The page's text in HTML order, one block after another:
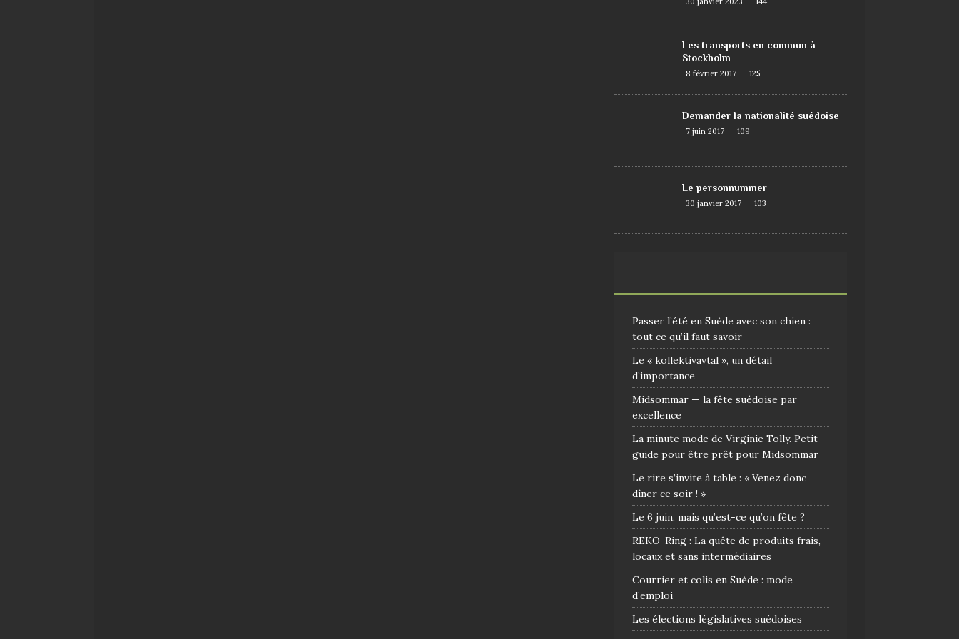
Les transports en commun à
Stockholm
8 février 2017 125
Demander la nationalité suédoise
7 juin 2017 109
Le personnummer
30 janvier 2017 103
Passer l’été en Suède avec son chien :
tout ce qu’il faut savoir
Le « kollektivavtal », un détail
d’importance
Midsommar — la fête suédoise par
excellence
La minute mode de Virginie Tolly. Petit
guide pour être prêt pour Midsommar
Le rire s’invite à table : « Venez donc
dîner ce soir ! »
Le 6 juin, mais qu’est-ce qu’on fête ?
REKO-Ring : La quête de produits frais,
locaux et sans intermédiaires
Courrier et colis en Suède : mode
d’emploi
Les élections législatives suédoises